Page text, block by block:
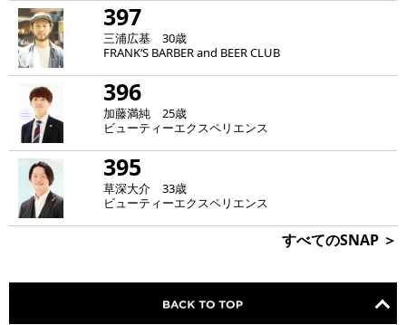
397
三浦広基 30歳
FRANK‘S BARBER and BEER CLUB
396
加藤満純 25歳
ビューティーエクスペリエンス
395
草深大介 33歳
ビューティーエクスペリエンス
すべてのSNAP ＞